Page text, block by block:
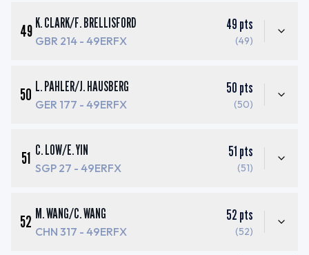
49 K. CLARK/F. BRELLISFORD
GBR 214 - 49ERFX
49 pts
(49)
50 L. PAHLER/J. HAUSBERG
GER 177 - 49ERFX
50 pts
(50)
51 C. LOW/E. YIN
SGP 27 - 49ERFX
51 pts
(51)
52 M. WANG/C. WANG
CHN 317 - 49ERFX
52 pts
(52)